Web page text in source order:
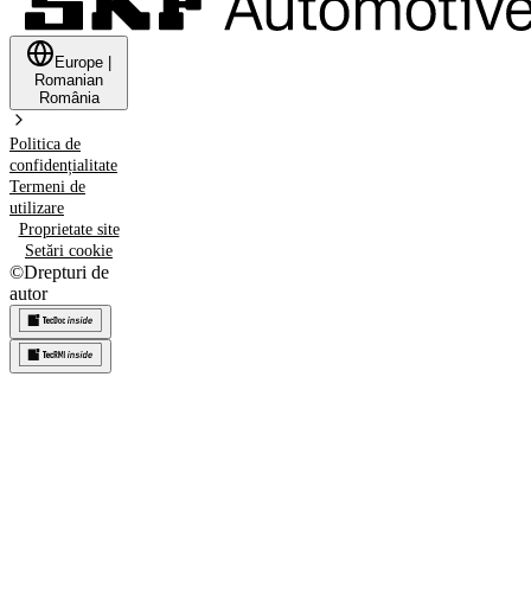
Europe
Romanian
România
Politica de
confidențialitate
Termeni de
utilizare
Proprietate site
Setări cookie
©Drepturi de
autor